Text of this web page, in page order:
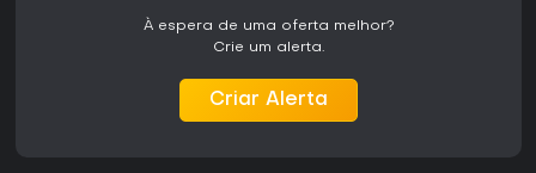
À espera de uma oferta melhor?
Crie um alerta.
Criar Alerta